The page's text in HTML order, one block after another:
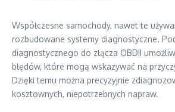
Współczesne samochody, nawet te
rozbudowane systemy diagnostyczne.
diagnostycznego do złącza OBDII
błędów, które mogą wskazywać na
Dzięki temu można precyzyjnie
kosztownych, niepotrzebnych napraw.